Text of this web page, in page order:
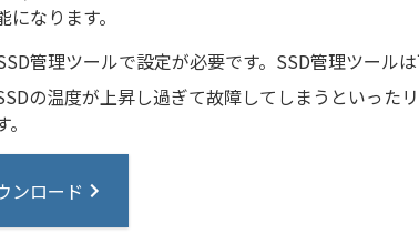
なります。
管理ツールで設定が必要です。SSD管理ツール
の温度が上昇し過ぎて故障してしまうといっ
ンロード